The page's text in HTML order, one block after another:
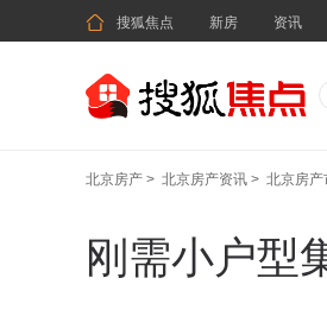
 搜狐焦点 新房 资讯
北京房产 > 北京房产资讯 > 北京房产
刚需小户型